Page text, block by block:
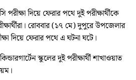
পরীক্ষা দিয়ে ফেরার পথে দুই পরীক্ষার্থীকে
রোববার (১৭ মে) দুপুরে উপজেলার
দিয়ে ফেরার পথে এ ঘটনা ঘটে।
স্কুলের দুই পরীক্ষার্থী শাখাওয়াত